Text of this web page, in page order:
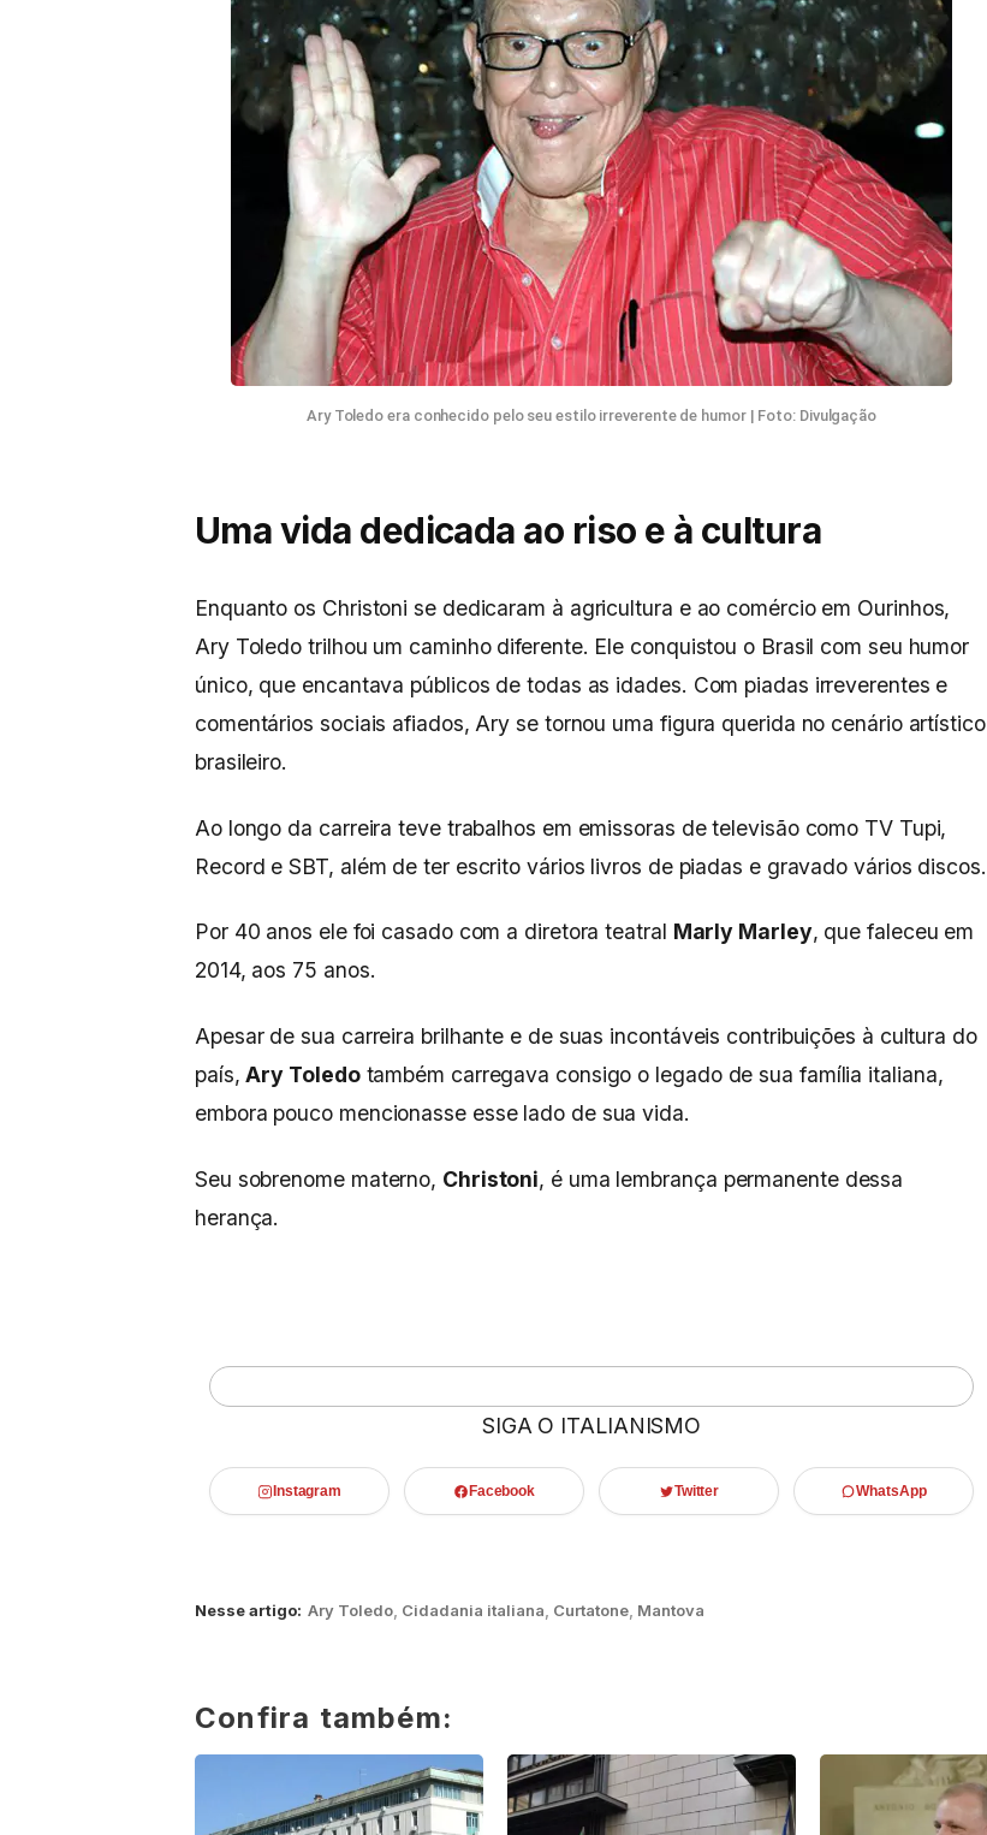
Ary Toledo era conhecido pelo seu estilo irreverente de humor | Foto: Divulgação
Uma vida dedicada ao riso e à cultura
Enquanto os Christoni se dedicaram à agricultura e ao comércio em Ourinhos,
Ary Toledo trilhou um caminho diferente. Ele conquistou o Brasil com seu humor
único, que encantava públicos de todas as idades. Com piadas irreverentes e
comentários sociais afiados, Ary se tornou uma figura querida no cenário artístico
brasileiro.
Ao longo da carreira teve trabalhos em emissoras de televisão como TV Tupi,
Record e SBT, além de ter escrito vários livros de piadas e gravado vários discos.
Por 40 anos ele foi casado com a diretora teatral Marly Marley, que faleceu em
2014, aos 75 anos.
Apesar de sua carreira brilhante e de suas incontáveis contribuições à cultura do
país,Ary Toledotambém carregava consigo o legado de sua família italiana,
embora pouco mencionasse esse lado de sua vida.
Seu sobrenome materno, Christoni, é uma lembrança permanente dessa
herança.
SIGA O ITALIANISMO
Instagram Facebook Twitter WhatsApp
Nesse artigo: Ary Toledo Cidadania italiana Curtatone Mantova
Confira também: